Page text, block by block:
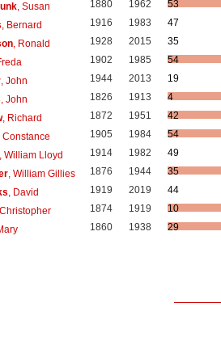
, Susan 1880 1962
53
, Bernard 1916 1983
47
, Ronald 1928 2015
35
1902 1985
54
, John 1944 2013
19
, John 1826 1913
4
, Richard 1872 1951
42
Constance 1905 1984
54
William Lloyd 1914 1982
49
, William Gillies 1876 1944
35
, David 1919 2019
44
1874 1919
10
1860 1938 29